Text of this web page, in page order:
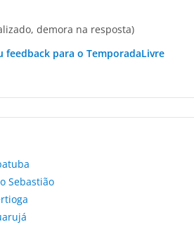
demora na resposta)
feedback para o TemporadaLivre
Sebastião